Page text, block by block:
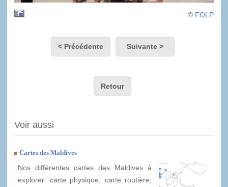
© FOLP
< Précédente Suivante >
Retour
Voir aussi
Cartes des Maldives
Nos différentes cartes des Maldives à
explorer: carte physique, carte routière,